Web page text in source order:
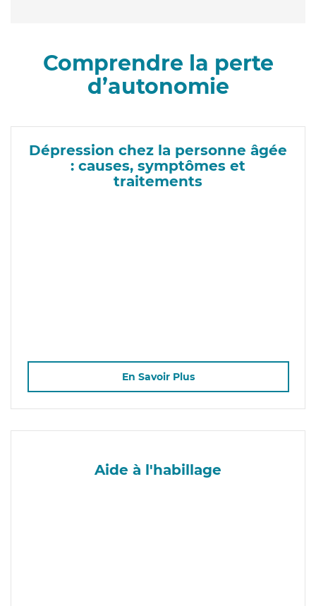
Comprendre la perte
d’autonomie
Dépression chez la personne âgée
: causes, symptômes et
traitements
En Savoir Plus
Aide à l'habillage